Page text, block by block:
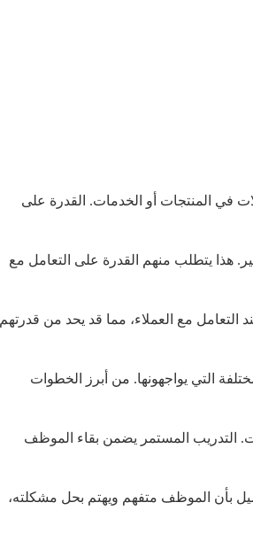
في المنتجات أو الخدمات. القدرة على
هذا يتطلب منهم القدرة على التعامل مع
مع العملاء، مما قد يحد من قدرتهم
التي يواجهونها. من أبرز الخطوات
التدريب المستمر يضمن بقاء الموظف
بأن الموظف متفهم ويهتم بحل مشكلته،